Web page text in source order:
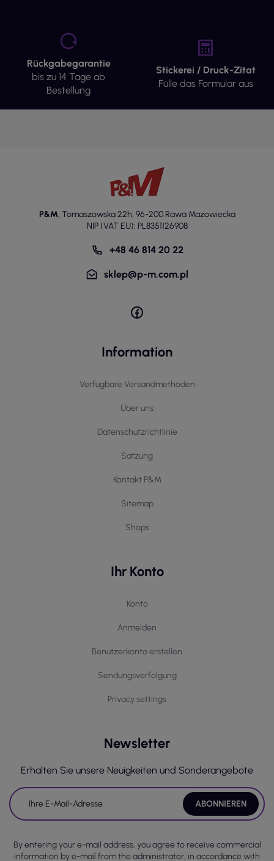
Rückgabegarantie
bis zu 14 Tage ab
Bestellung
Stickerei / Druck-Zitat
Fülle das Formular aus
P&M, Tomaszowska 22h, 96-200 Rawa Mazowiecka
NIP (VAT EU): PL8351126908
+48 46 814 20 22
sklep@p-m.com.pl
Information
Verfügbare Versandmethoden
Über uns
Datenschutzrichtlinie
Satzung
Kontakt P&M
Sitemap
Shops
Ihr Konto
Konto
Anmelden
Benutzerkonto erstellen
Sendungsverfolgung
Privacy settings
Newsletter
Erhalten Sie unsere Neuigkeiten und Sonderangebote
By entering your e-mail address, you agree to receive commercial
information by e-mail from the administrator, in accordance with